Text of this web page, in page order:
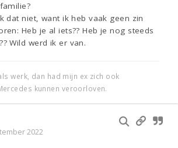
dat niet, want ik heb vaak geen zin
Heb je al iets?? Heb je nog steeds
Wild werd ik er van.
werk, dan had mijn ex zich ook
kunnen veroorloven.
2022